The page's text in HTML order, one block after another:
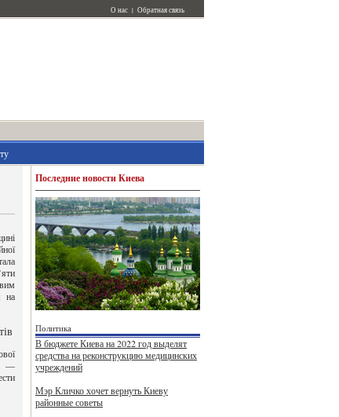
О нас | Обратная связь
на
—
Последние новости Киева
Политика
В бюджете Киева на 2022 год выделят
средства на реконструкцию медицинских
учреждений
Мэр Кличко хочет вернуть Киеву
районные советы